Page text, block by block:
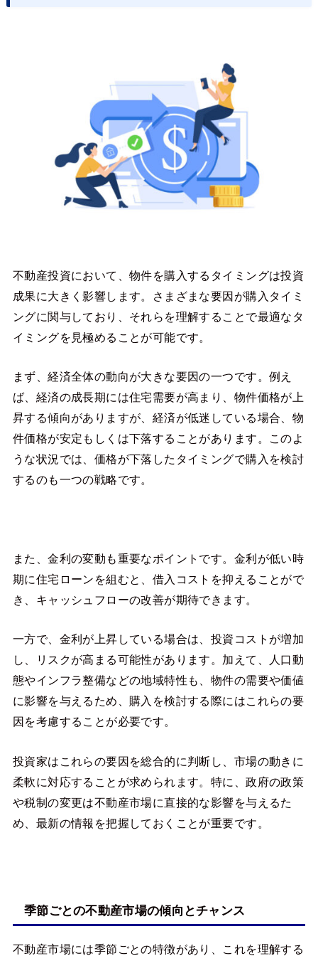
不動産投資において、物件を購入するタイミングは投資
成果に大きく影響します。さまざまな要因が購入タイミ
ングに関与しており、それらを理解することで最適なタ
イミングを見極めることが可能です。
まず、経済全体の動向が大きな要因の一つです。例え
ば、経済の成長期には住宅需要が高まり、物件価格が上
昇する傾向がありますが、経済が低迷している場合、物
件価格が安定もしくは下落することがあります。このよ
うな状況では、価格が下落したタイミングで購入を検討
するのも一つの戦略です。
また、金利の変動も重要なポイントです。金利が低い時
期に住宅ローンを組むと、借入コストを抑えることがで
き、キャッシュフローの改善が期待できます。
一方で、金利が上昇している場合は、投資コストが増加
し、リスクが高まる可能性があります。加えて、人口動
態やインフラ整備などの地域特性も、物件の需要や価値
に影響を与えるため、購入を検討する際にはこれらの要
因を考慮することが必要です。
投資家はこれらの要因を総合的に判断し、市場の動きに
柔軟に対応することが求められます。特に、政府の政策
や税制の変更は不動産市場に直接的な影響を与えるた
め、最新の情報を把握しておくことが重要です。
季節ごとの不動産市場の傾向とチャンス
不動産市場には季節ごとの特徴があり、これを理解する